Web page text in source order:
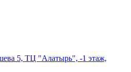
5, ТЦ "Алатырь", -1 этаж,